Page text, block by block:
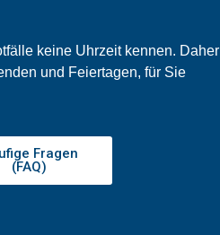
keine Uhrzeit kennen. Daher
und Feiertagen, für Sie
Fragen
(FAQ)